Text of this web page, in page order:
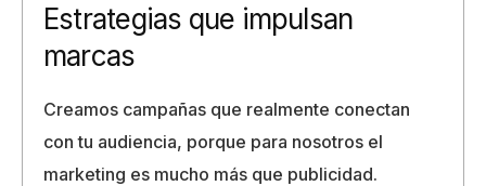
Estrategias que impulsan
marcas
Creamos campañas que realmente conectan
con tu audiencia, porque para nosotros el
marketing es mucho más que publicidad.